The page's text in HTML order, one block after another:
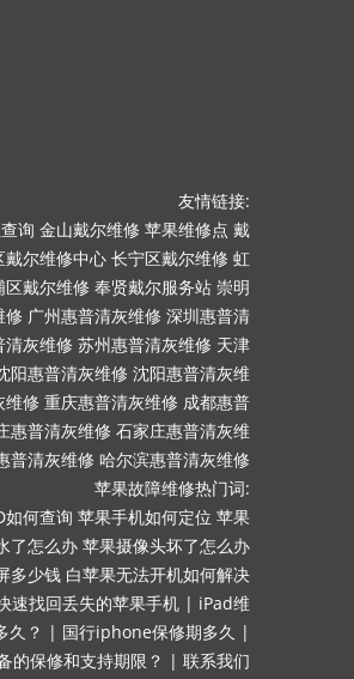
友情链接:
询 金山戴尔维修 苹果维修点 戴
戴尔维修中心 长宁区戴尔维修 虹
区戴尔维修 奉贤戴尔服务站 崇明
修 广州惠普清灰维修 深圳惠普清
清灰维修 苏州惠普清灰维修 天津
阳惠普清灰维修 沈阳惠普清灰维
维修 重庆惠普清灰维修 成都惠普
惠普清灰维修 石家庄惠普清灰维
普清灰维修 哈尔滨惠普清灰维修
苹果故障维修热门词:
如何查询 苹果手机如何定位 苹果
了怎么办 苹果摄像头坏了怎么办
多少钱 白苹果无法开机如何解决
速找回丢失的苹果手机 | iPad维
久？ | 国行iphone保修期多久 |
的保修和支持期限？ | 联系我们